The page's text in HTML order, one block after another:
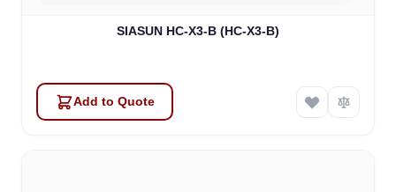
SIASUN HC-X3-B (HC-X3-B)
Add to Quote